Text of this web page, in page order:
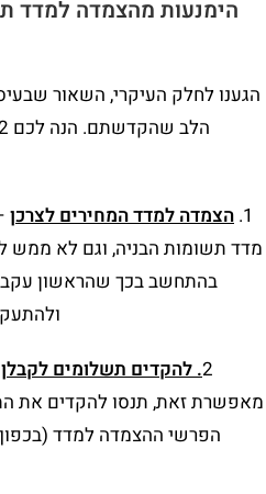
הימנעות מהצמדה למדד
הגענו לחלק העיקרי, השאור
1. הצמדה למדד המחירים לצרכן
מדד תשומות הבניה, וגם לא ממש
בהתחשב בכך שהראשון
2. להקדים תשלומים לקבלן
מאפשרת זאת, תנסו להקדים את
הפרשי ההצמדה למדד